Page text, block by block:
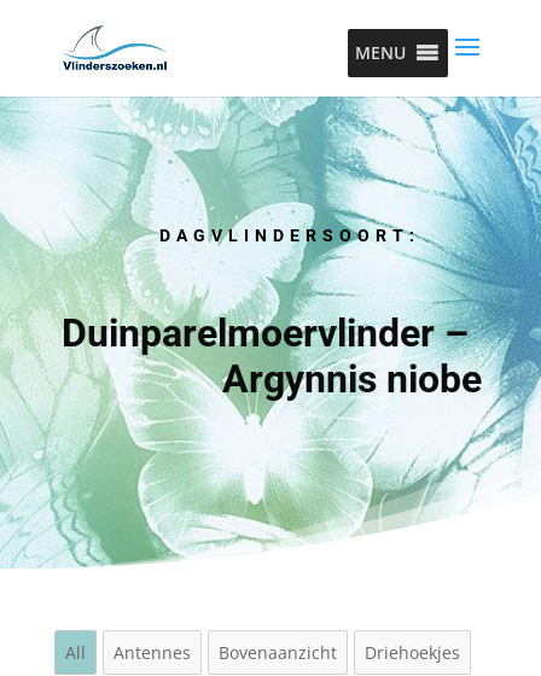
MENU
DAGVLINDERSOORT:
Duinparelmoervlinder –
Argynnis niobe
All Antennes Bovenaanzicht Driehoekjes